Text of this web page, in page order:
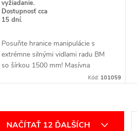
vyžiadanie.
Dostupnosť cca
15 dní.
Posuňte hranice manipulácie s
extrémne silnými vidlami radu BM
so šírkou 1500 mm! Masívna
konštrukcia s nosnosťou až do 11
stavebníctve.
Kód: 101059
NAČÍTAŤ 12 ĎALŠÍCH